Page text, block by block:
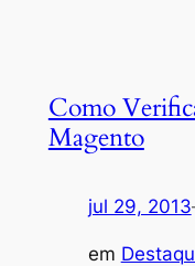
Como
Magento
jul 29, 2013
em